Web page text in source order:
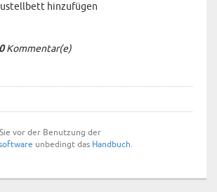
hinzufügen
0Kommentar(e)
vor der Benutzung der
unbedingt das Handbuch